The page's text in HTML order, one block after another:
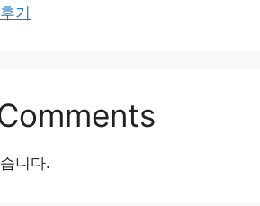
기
니다.